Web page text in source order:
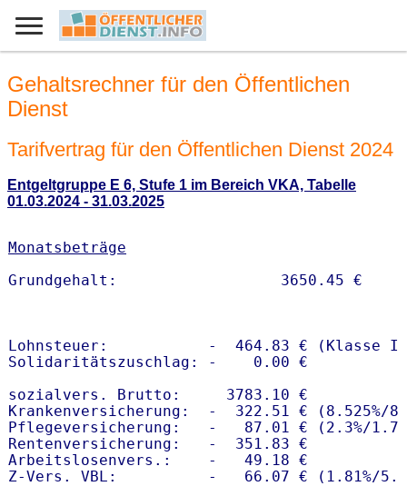
Gehaltsrechner für den Öffentlichen
Dienst
Tarifvertrag für den Öffentlichen Dienst 2024
Entgeltgruppe E 6, Stufe 1 im Bereich VKA, Tabelle
01.03.2024 - 31.03.2025
Monatsbeträge
Lohnsteuer:           -  464.83 € (Klasse I)
Solidaritätszuschlag: -    0.00 €
sozialvers. Brutto:     3783.10 €
Krankenversicherung:  -  322.51 € (8.525%/
Pflegeversicherung:   -   87.01 € (2.3%/
Rentenversicherung:   -  351.83 €
Arbeitslosenvers.:    -   49.18 €
Z-Vers. VBL:          -   66.07 € ( 1.81%/